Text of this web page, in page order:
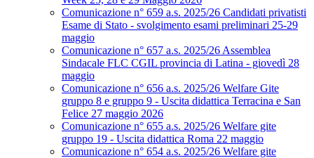
Comunicazione n° 659 a.s. 2025/26 Candidati privatisti
Esame di Stato - svolgimento esami preliminari 25-29
maggio
Comunicazione n° 657 a.s. 2025/26 Assemblea
Sindacale FLC CGIL provincia di Latina - giovedì 28
maggio
Comunicazione n° 656 a.s. 2025/26 Welfare Gite
gruppo 8 e gruppo 9 - Uscita didattica Terracina e San
Felice 27 maggio 2026
Comunicazione n° 655 a.s. 2025/26 Welfare gite
gruppo 19 - Uscita didattica Roma 22 maggio
Comunicazione n° 654 a.s. 2025/26 Welfare gite